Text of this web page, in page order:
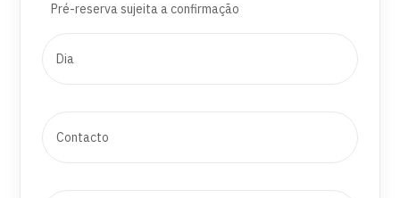
Pré-reserva sujeita a confirmação